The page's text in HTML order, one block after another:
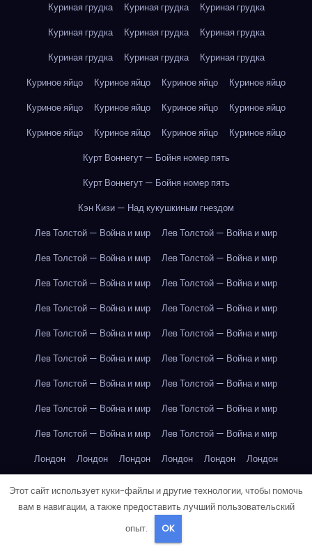
Куриная грудка
Куриная грудка
Куриная грудка
Куриная грудка
Куриная грудка
Куриная грудка
Куриная грудка
Куриная грудка
Куриная грудка
Куриное яйцо
Куриное яйцо Куриное яйцо
Куриное яйцо
Куриное яйцо
Куриное яйцо Куриное яйцо
Куриное яйцо
Куриное яйцо
Куриное яйцо Куриное яйцо
Куриное яйцо
Курт Воннегут — Бойня номер пять
Курт Воннегут — Бойня номер пять
Кэн Кизи — Над кукушкиным гнездом
Лев Толстой — Война и мир
Лев Толстой — Война и мир
Лев Толстой — Война и мир
Лев Толстой — Война и мир
Лев Толстой — Война и мир
Лев Толстой — Война и мир
Лев Толстой — Война и мир
Лев Толстой — Война и мир
Лев Толстой — Война и мир
Лев Толстой — Война и мир
Лев Толстой — Война и мир
Лев Толстой — Война и мир
Лев Толстой — Война и мир
Лев Толстой — Война и мир
Лев Толстой — Война и мир
Лев Толстой — Война и мир
Лев Толстой — Война и мир
Лев Толстой — Война и мир
Лондон
Лондон Лондон Лондон Лондон
Лондон
Лондон
Лондон
Лондон
Лондон Лондон Лондон Лондон
Лондон
Лондон Лондон
Этот сайт использует куки-файлы и другие технологии, чтобы помочь
вам в навигации, а также предоставить лучший пользовательский
опыт.
OK